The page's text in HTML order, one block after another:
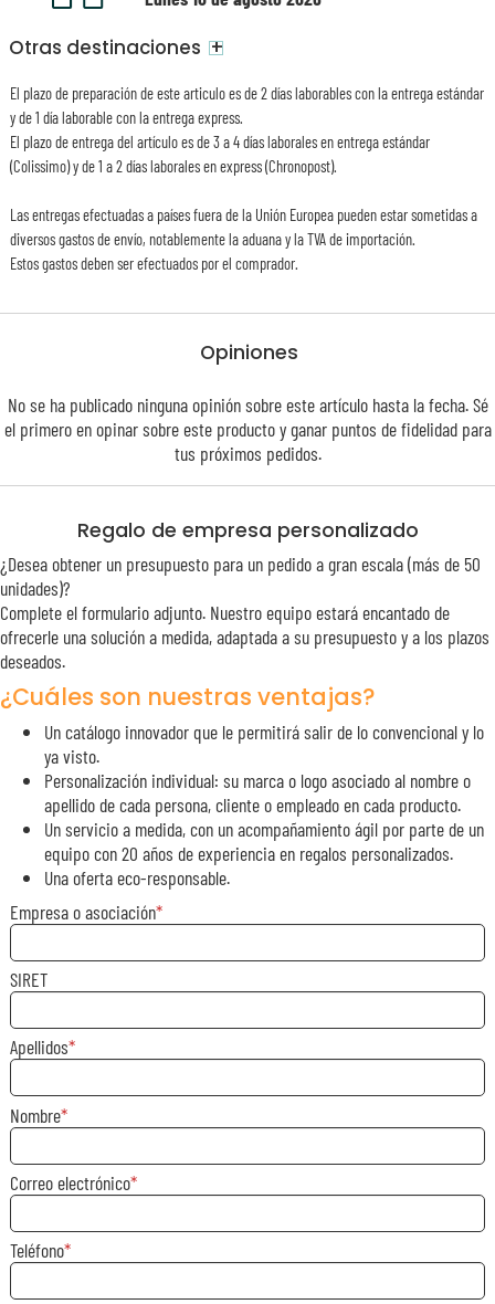
Opiniones
No se ha publicado ninguna opinión sobre este artículo hasta la fecha. Sé
el primero en opinar sobre este producto y ganar puntos defidelidadpara
tus próximos pedidos.
Otras destinaciones +
El plazo de preparación de este articulo es de 2 días laborables con la entrega estándar
y de 1 día laborable con la entrega express.
El plazo de entrega del artículo es de 3 a 4 días laborales en entrega estándar
(Colissimo) y de 1 a 2 días laborales en express (Chronopost).
Las entregas efectuadas a países fuera de la Unión Europea pueden estar sometidas a
diversos gastos de envío, notablemente la aduana y la TVA de importación.
Estos gastos deben ser efectuados por el comprador.
Regalo de empresa personalizado
¿Desea obtener un presupuesto para un pedido a gran escala (más de 50
unidades)?
Complete el formulario adjunto. Nuestro equipo estará encantado de
ofrecerle una solución a medida, adaptada a su presupuesto y a los plazos
deseados.
¿Cuáles son nuestras ventajas?
Un catálogo innovador que le permitirá salir de lo convencional y lo
ya visto.
Personalización individual: su marca o logo asociado al nombre o
apellido de cada persona, cliente o empleado en cada producto.
Un servicio a medida, con un acompañamiento ágil por parte de un
equipo con 20 años de experiencia en regalos personalizados.
Una oferta eco-responsable.
Empresa o asociación
SIRET
Apellidos
Nombre
Correo electrónico
Teléfono